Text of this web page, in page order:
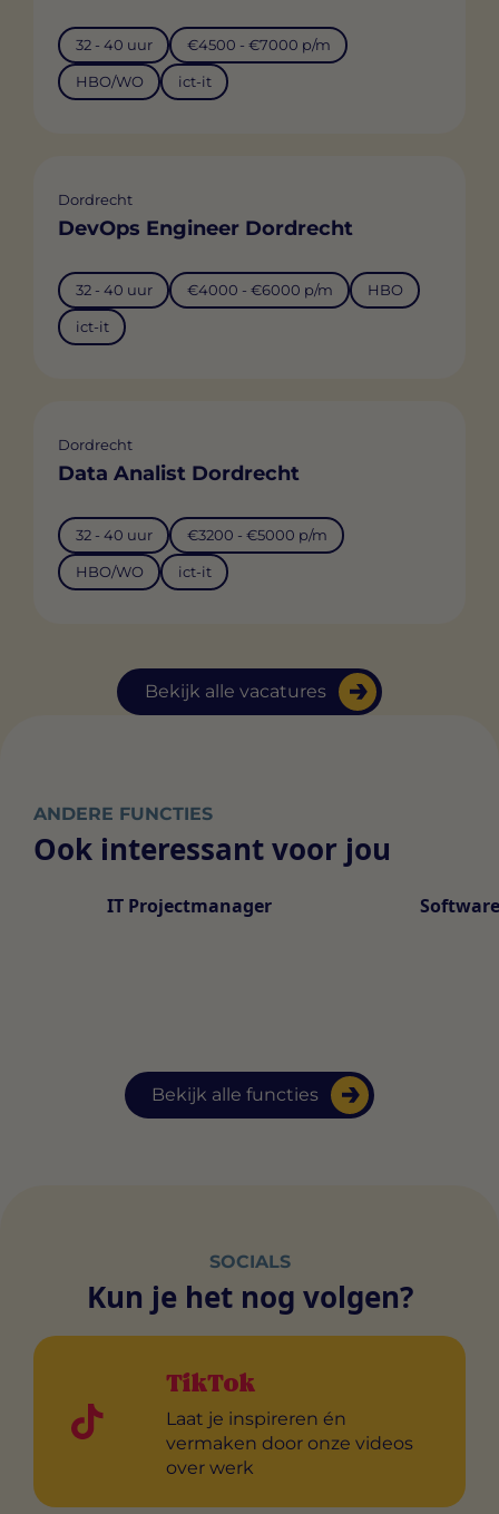
Bekijk alle vacatures
32 - 40 uur €4500 - €7000 p/m
HBO/WO ict-it
Dordrecht
DevOps Engineer Dordrecht
32 - 40 uur €4000 - €6000 p/m HBO
ict-it
Dordrecht
Data Analist Dordrecht
32 - 40 uur €3200 - €5000 p/m
HBO/WO ict-it
ANDERE FUNCTIES
Ook interessant voor jou
Bekijk alle functies
IT Projectmanager
SOCIALS
Kun je het nog volgen?
TikTok
Laat je inspireren én
vermaken door onze videos
over werk